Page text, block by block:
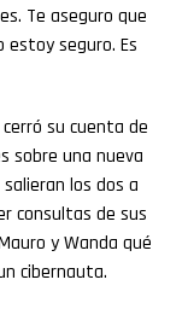
Te aseguro que
estoy seguro. Es
su cuenta de
sobre una nueva
los dos a
consultas de sus
y Wanda qué
cibernauta.